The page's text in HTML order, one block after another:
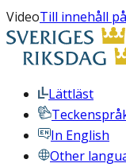
VideoTill innehåll
Lättläst
In English
Other